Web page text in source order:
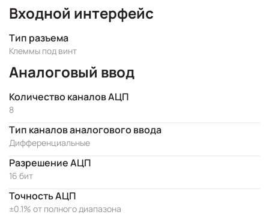
Входной интерфейс
Тип разъема
Клеммы под винт
Аналоговый ввод
Количество каналов АЦП
8
Тип каналов аналогового ввода
Дифференциальные
Разрешение АЦП
16 бит
Точность АЦП
±0.1% от полного диапазона